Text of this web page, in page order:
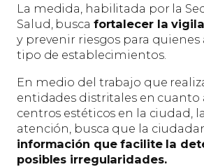
La medida, habilitada por la
Salud, busca fortalecer la
y prevenir riesgos para quienes
tipo de establecimientos.
En medio del trabajo que
entidades distritales en cuanto
centros estéticos en la ciudad,
atención, busca que la
información que facilite la
posibles irregularidades.